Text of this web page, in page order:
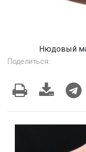
Нюдовый
Поделиться: